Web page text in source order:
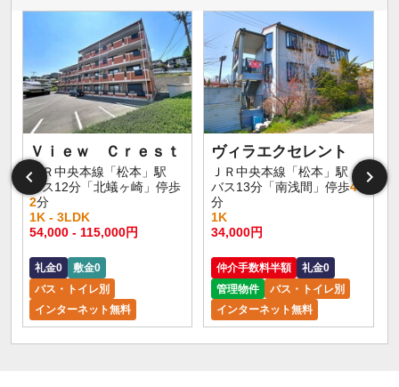
Ｖｉｅｗ Ｃｒｅｓｔ
ＪＲ中央本線「松本」駅
バス12分「北蟻ヶ崎」停歩
2分
1K - 3LDK
54,000 - 115,000円
礼金0
敷金0
バス・トイレ別
インターネット無料
ヴィラエクセレント
ＪＲ中央本線「松本」駅
バス13分「南浅間」停歩4
分
1K
34,000円
仲介手数料半額
礼金0
管理物件
バス・トイレ別
インターネット無料